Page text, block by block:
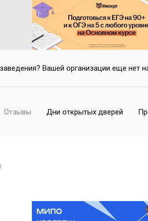
Вашей организации еще нет
Отзывы Дни открытых дверей